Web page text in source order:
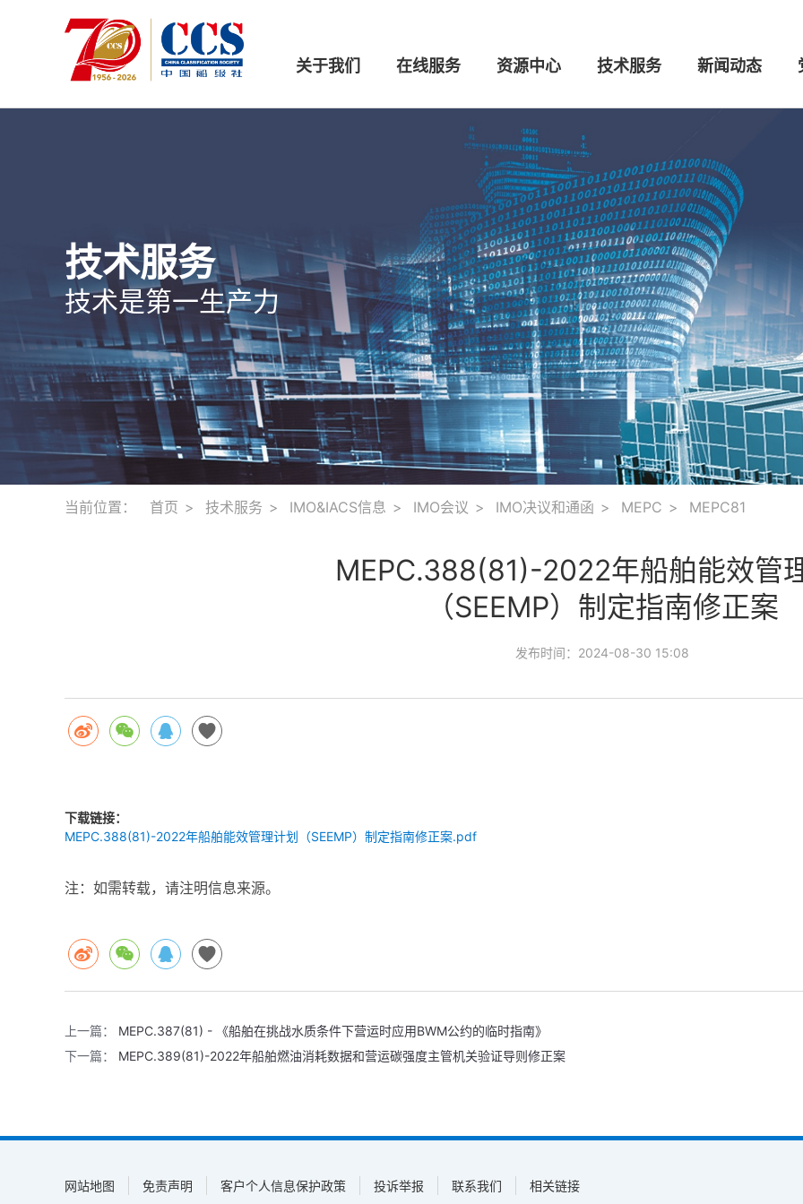
关于我们 在线服务 资源中心 技术服务 新闻动态
技术服务
技术是第一生产力
当前位置： 首页 技术服务 IMO&IACS信息 IMO会议 IMO决议和通函 MEPC MEPC81
MEPC.388(81)-2022年船舶能效管
（SEEMP）制定指南修正案
发布时间： 2024-08-30 15:08
下载链接：
MEPC.388(81)-2022年船舶能效管理计划（SEEMP）制定指南修正案.pdf
注：如需转载，请注明信息来源。
上一篇：
MEPC.387(81) - 《船舶在挑战水质条件下营运时应用BWM公约的临时指南》
下一篇：
MEPC.389(81)-2022年船舶燃油消耗数据和营运碳强度主管机关验证导则修正案
网站地图 免责声明 客户个人信息保护政策 投诉举报 联系我们 相关链接